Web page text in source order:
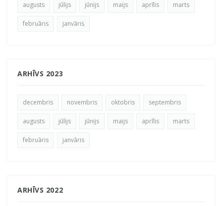
augusts jūlijs jūnijs maijs aprīlis marts
februāris janvāris
ARHĪVS 2023
decembris novembris oktobris septembris
augusts jūlijs jūnijs maijs aprīlis marts
februāris janvāris
ARHĪVS 2022